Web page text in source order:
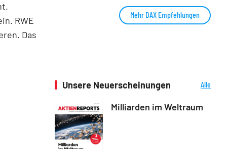
RWE
Das
Mehr DAX Empfehlungen
Unsere Neuerscheinungen
Alle
Milliarden im Weltraum